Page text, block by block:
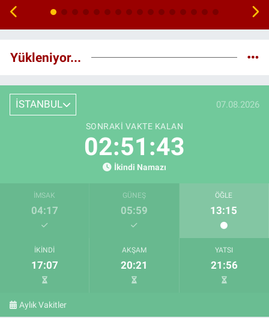
Yükleniyor...
İSTANBUL 07.08.2026
SONRAKI VAKTE KALAN
02:51:41
İkindi Namazı
İMSAK
04:17
GÜNEŞ
05:59
ÖĞLE
13:15
İKINDI
17:07
AKŞAM
20:21
YATSI
21:56
Aylık Vakitler